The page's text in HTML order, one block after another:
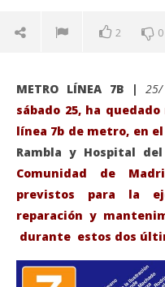
2 0
METRO LÍNEA 7B |
sábado 25, ha
línea 7b de metro, en
Rambla y Hospital del
Comunidad de
previstos para la
reparación y
durante estos dos